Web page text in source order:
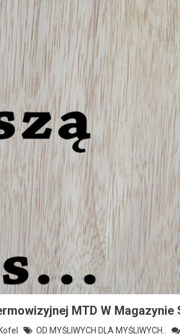
MTD W Magazynie
OD MYŚLIWYCH DLA MYŚLIWYCH..